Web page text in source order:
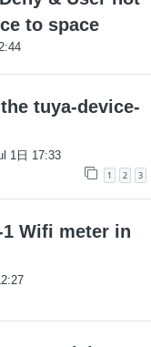
to space
tuya-device-
1日 17:33
1 2 3
1 Wifi meter in